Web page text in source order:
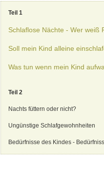
Teil 1
Schlaflose Nächte - Wer weiß
Soll mein Kind alleine
Was tun wenn mein Kind
Teil 2
Nachts füttern oder nicht?
Ungünstige Schlafgewohnheiten
Bedürfnisse des Kindes -